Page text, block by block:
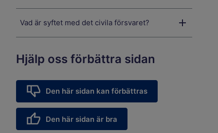
Vad är syftet med det civila försvaret?
Hjälp oss förbättra sidan
Den här sidan kan förbättras
Den här sidan är bra